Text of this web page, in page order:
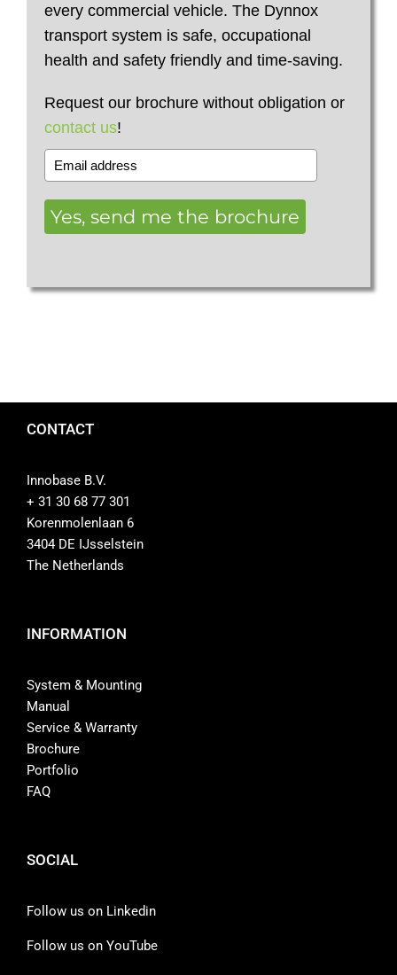
every commercial vehicle. The Dynnox
transport system is safe, occupational
health and safety friendly and time-saving.
Request our brochure without obligation or
contact us!
Yes, send me the brochure
CONTACT
Innobase B.V.
+ 31 30 68 77 301
Korenmolenlaan 6
3404 DE IJsselstein
The Netherlands
INFORMATION
System & Mounting
Manual
Service & Warranty
Brochure
Portfolio
FAQ
SOCIAL
Follow us on Linkedin
Follow us on YouTube